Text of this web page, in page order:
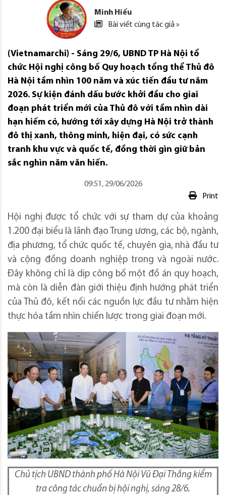
Minh Hiếu
Bài viết cùng tác giả »
(Vietnamarchi) - Sáng 29/6, UBND TP Hà Nội tổ
chức Hội nghị công bố Quy hoạch tổng thể Thủ đô
Hà Nội tầm nhìn 100 năm và xúc tiến đầu tư năm
2026. Sự kiện đánh dấu bước khởi đầu cho giai
đoạn phát triển mới của Thủ đô với tầm nhìn dài
hạn hiếm có, hướng tới xây dựng Hà Nội trở thành
đô thị xanh, thông minh, hiện đại, có sức cạnh
tranh khu vực và quốc tế, đồng thời gìn giữ bản
sắc nghìn năm văn hiến.
09:51, 29/06/2026
Print
Hội nghị được tổ chức với sự tham dự của khoảng
1.200 đại biểu là lãnh đạo Trung ương, các bộ, ngành,
địa phương, tổ chức quốc tế, chuyên gia, nhà đầu tư
và cộng đồng doanh nghiệp trong và ngoài nước.
Đây không chỉ là dịp công bố một đồ án quy hoạch,
mà còn là diễn đàn giới thiệu định hướng phát triển
của Thủ đô, kết nối các nguồn lực đầu tư nhằm hiện
thực hóa tầm nhìn chiến lược trong giai đoạn mới.
Chủ tịch UBND thành phố Hà Nội Vũ Đại Thắng kiểm
tra công tác chuẩn bị hội nghị, sáng 28/6.